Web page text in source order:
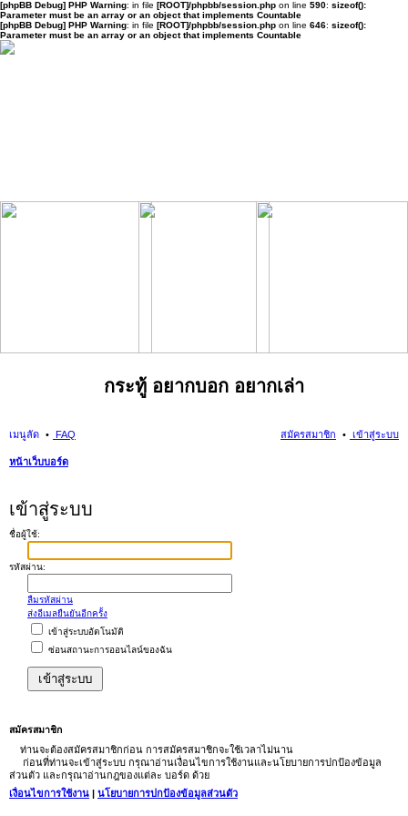
[phpBB Debug] PHP Warning: in file [ROOT]/phpbb/session.php on line 590: sizeof():
Parameter must be an array or an object that implements Countable
[phpBB Debug] PHP Warning: in file [ROOT]/phpbb/session.php on line 646: sizeof():
Parameter must be an array or an object that implements Countable
กระทู้ อยากบอก อยากเล่า
เมนูลัด FAQ เข้าสู่ระบบ
สมัครสมาชิก
หน้าเว็บบอร์ด
เข้าสู่ระบบ
ชื่อผู้ใช้:
รหัสผ่าน:
ลืมรหัสผ่าน
ส่งอีเมลยืนยันอีกครั้ง
เข้าสู่ระบบอัตโนมัติ
ซ่อนสถานะการออนไลน์ของฉัน
สมัครสมาชิก
ท่านจะต้องสมัครสมาชิกก่อน การสมัครสมาชิกจะใช้เวลาไม่นาน
ก่อนที่ท่านจะเข้าสู่ระบบ กรุณาอ่านเงื่อนไขการใช้งานและนโยบายการปกป้องข้อมูล
ส่วนตัว และกรุณาอ่านกฎของแต่ละ บอร์ด ด้วย
เงื่อนไขการใช้งาน | นโยบายการปกป้องข้อมูลส่วนตัว